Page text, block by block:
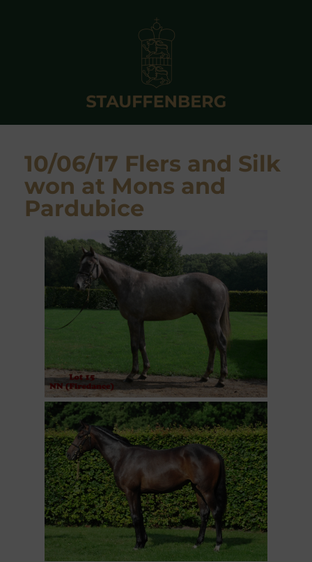
10/06/17 Flers and Silk
won at Mons and
Pardubice